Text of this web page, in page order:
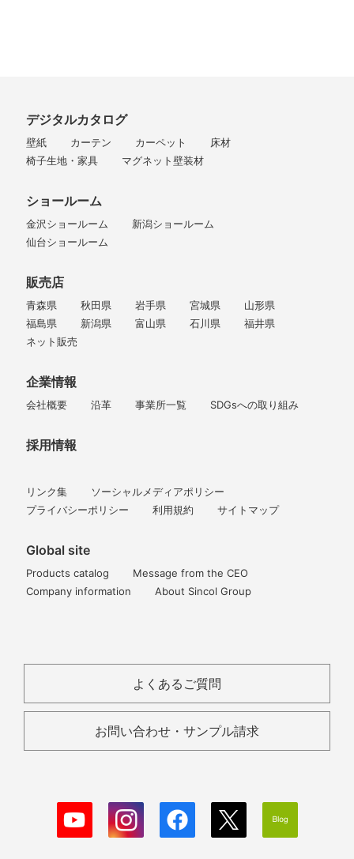
デジタルカタログ
壁紙 カーテン カーペット
床材
椅子生地・家具
マグネット壁装材
ショールーム
金沢ショールーム
新潟ショールーム
仙台ショールーム
販売店
青森県 秋田県 岩手県 宮城県
山形県
福島県
新潟県 富山県 石川県
福井県
ネット販売
企業情報
会社概要 沿革 事業所一覧 SDGsへの取り組み
採用情報
リンク集
ソーシャルメディアポリシー
プライバシーポリシー
利用規約 サイトマップ
Global site
Products catalog
Message from the CEO
Company information
About Sincol Group
よくあるご質問
お問い合わせ・サンプル請求